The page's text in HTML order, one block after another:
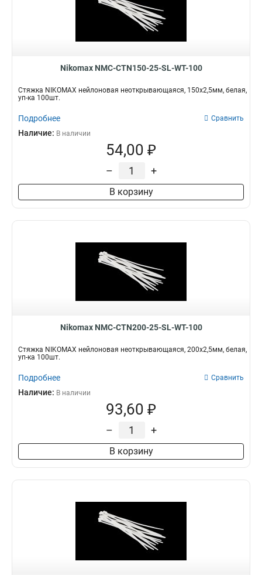
Nikomax NMC-CTN150-25-SL-WT-100
Стяжка NIKOMAX нейлоновая неоткрывающаяся, 150х2,5мм, белая,
уп-ка 100шт.
Подробнее Сравнить
Наличие: В наличии
54,00 ₽
– +
В корзину
Nikomax NMC-CTN200-25-SL-WT-100
Стяжка NIKOMAX нейлоновая неоткрывающаяся, 200х2,5мм, белая,
уп-ка 100шт.
Подробнее Сравнить
Наличие: В наличии
93,60 ₽
– +
В корзину